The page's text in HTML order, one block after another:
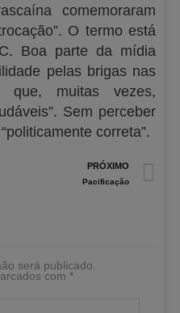
comemoraram
O termo está
Boa parte da mídia
pelas brigas nas
que, muitas vezes,
Sem perceber
correta”.
PRÓXIMO
Pacificação
será publicado.
com *